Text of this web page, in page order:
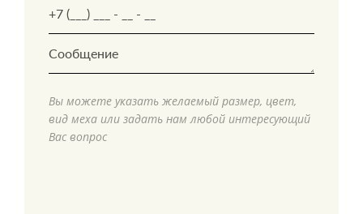
Вы можете указать желаемый размер, цвет,
вид меха или задать нам любой интересующий
Вас вопрос